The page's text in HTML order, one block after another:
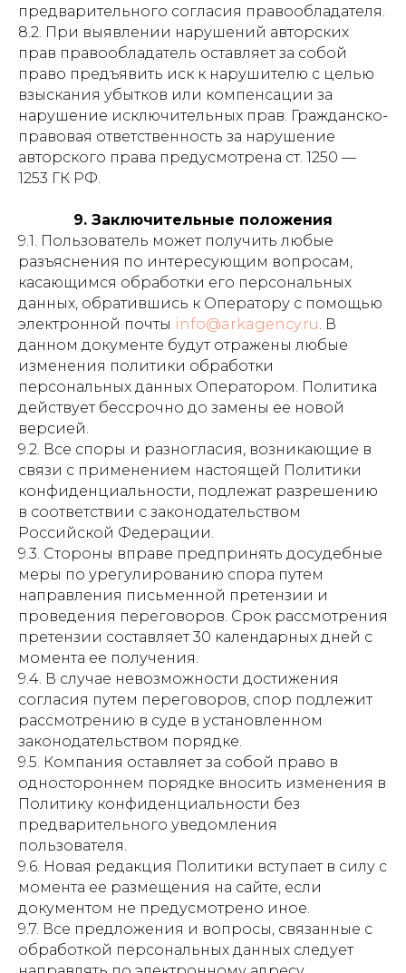
предварительного согласия правообладателя.
8.2. При выявлении нарушений авторских
прав правообладатель оставляет за собой
право предъявить иск к нарушителю с целью
взыскания убытков или компенсации за
нарушение исключительных прав. Гражданско-
правовая ответственность за нарушение
авторского права предусмотрена ст. 1250 —
1253 ГК РФ.
9. Заключительные положения
9.1. Пользователь может получить любые
разъяснения по интересующим вопросам,
касающимся обработки его персональных
данных, обратившись к Оператору с помощью
электронной почты info@arkagency.ru. В
данном документе будут отражены любые
изменения политики обработки
персональных данных Оператором. Политика
действует бессрочно до замены ее новой
версией.
9.2. Все споры и разногласия, возникающие в
связи с применением настоящей Политики
конфиденциальности, подлежат разрешению
в соответствии с законодательством
Российской Федерации.
9.3. Стороны вправе предпринять досудебные
меры по урегулированию спора путем
направления письменной претензии и
проведения переговоров. Срок рассмотрения
претензии составляет 30 календарных дней с
момента ее получения.
9.4. В случае невозможности достижения
согласия путем переговоров, спор подлежит
рассмотрению в суде в установленном
законодательством порядке.
9.5. Компания оставляет за собой право в
одностороннем порядке вносить изменения в
Политику конфиденциальности без
предварительного уведомления
пользователя.
9.6. Новая редакция Политики вступает в силу с
момента ее размещения на сайте, если
документом не предусмотрено иное.
9.7. Все предложения и вопросы, связанные с
обработкой персональных данных следует